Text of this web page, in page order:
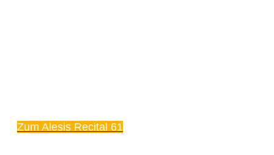
Zum Alesis Recital 61